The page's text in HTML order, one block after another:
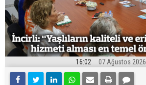
16:02 07 Ağustos 2026